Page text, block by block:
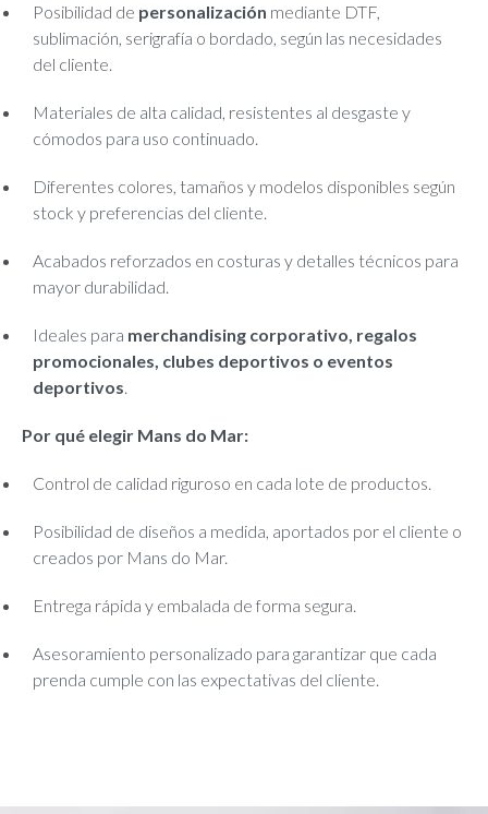
Posibilidad de personalización mediante DTF,
sublimación, serigrafía o bordado, según las necesidades
del cliente.
Materiales de alta calidad, resistentes al desgaste y
cómodos para uso continuado.
Diferentes colores, tamaños y modelos disponibles según
stock y preferencias del cliente.
Acabados reforzados en costuras y detalles técnicos para
mayor durabilidad.
Ideales para merchandising corporativo, regalos
promocionales, clubes deportivos o eventos
deportivos.
Por qué elegir Mans do Mar:
Control de calidad riguroso en cada lote de productos.
Posibilidad de diseños a medida, aportados por el cliente o
creados por Mans do Mar.
Entrega rápida y embalada de forma segura.
Asesoramiento personalizado para garantizar que cada
prenda cumple con las expectativas del cliente.